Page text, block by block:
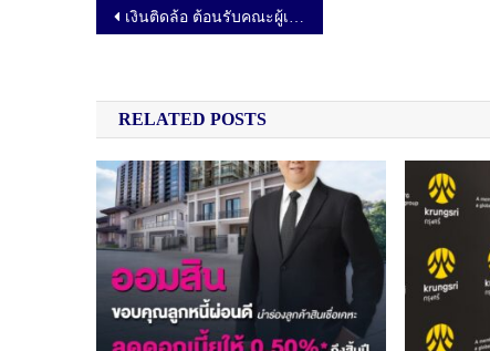
เมนูนำทาง เรื่อง
เงินติดล้อ ต้อนรับคณะผู้เยี่ยมชมจาก LeadershipACT Program แชร์การใช้วัฒนธรรมองค์กรสร้างธุรกิจให้ยั่งยืน
RELATED POSTS